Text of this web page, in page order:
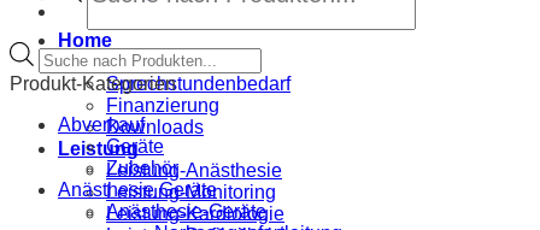
Home
Neue Produkte
Sprechstundenbedarf
Finanzierung
Downloads
Leistung
Leistung-Anästhesie
Leistung-Monitoring
Leistung-Kardiologie
Products
search
Produkt-Kategorien
Abverkauf
Geräte
Zubehör
Anästhesie Geräte
Anästhesie-Geräte